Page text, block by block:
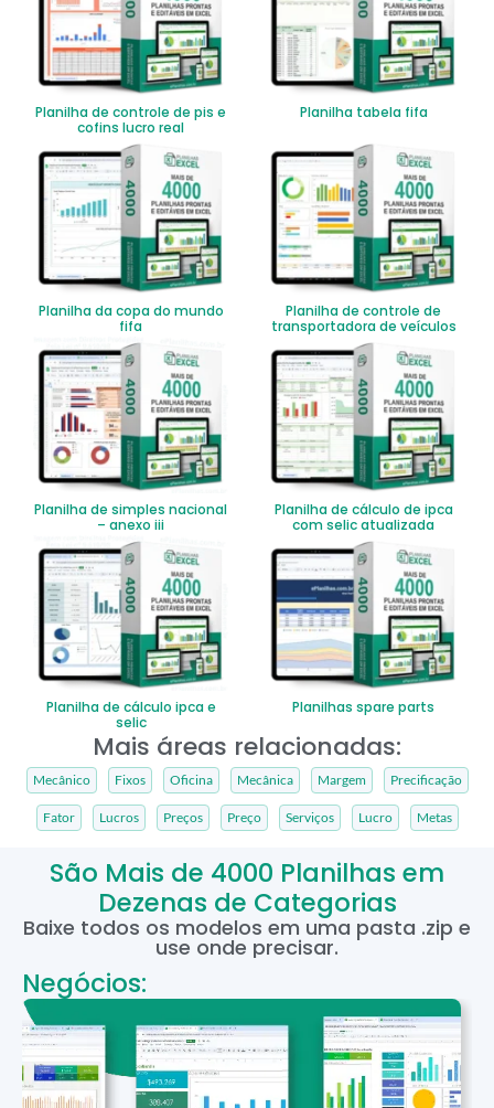
Planilha de controle de pis e
cofins lucro real
Planilha tabela fifa
Planilha da copa do mundo
fifa
Planilha de controle de
transportadora de veículos
Planilha de simples nacional
– anexo iii
Planilha de cálculo de ipca
com selic atualizada
Planilha de cálculo ipca e
selic
Planilhas spare parts
Mais áreas relacionadas:
Mecânico Fixos Oficina Mecânica Margem Precificação
Fator Lucros Preços Preço Serviços Lucro Metas
São Mais de 4000 Planilhas em
Dezenas de Categorias
Baixe todos os modelos em uma pasta .zip e
use onde precisar.
Negócios: